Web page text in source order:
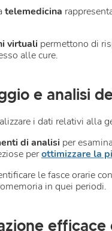
telemedicina
virtuali permettono di
alle cure.
e analisi
i dati relativi alla
di analisi per
perottimizzare la
le fasce orarie
in quei periodi.
efficace